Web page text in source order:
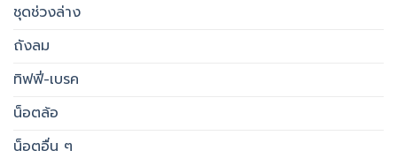
ชุดช่วงล่าง
ถังลม
ทิฟฟี่-เบรค
น็อตล้อ
น็อตอื่น ๆ